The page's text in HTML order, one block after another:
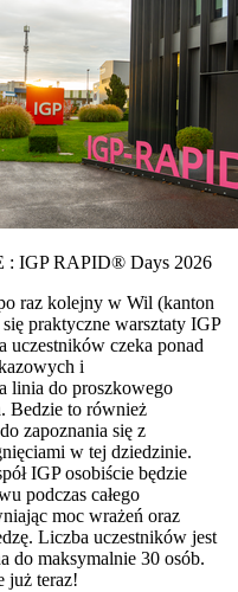
: IGP RAPID® Days 2026
raz kolejny w Wil (kanton
praktyczne warsztaty IGP
czeka ponad
i
linia do proszkowego
Bedzie to również
zapoznania się z
w tej dziedzinie.
IGP osobiście będzie
podczas całego
moc wrażeń oraz
Liczba uczestników jest
do maksymalnie 30 osób.
już teraz!